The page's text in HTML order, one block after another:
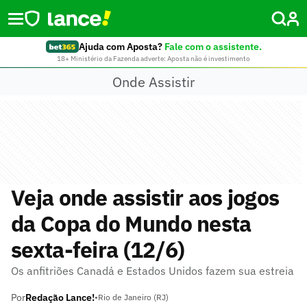
Ajuda com Aposta? Fale com o assistente.
18+ Ministério da Fazenda adverte: Aposta não é investimento
Onde Assistir
Veja onde assistir aos jogos
da Copa do Mundo nesta
sexta-feira (12/6)
Os anfitriões Canadá e Estados Unidos fazem sua estreia
PorRedação Lance!•Rio de Janeiro (RJ)